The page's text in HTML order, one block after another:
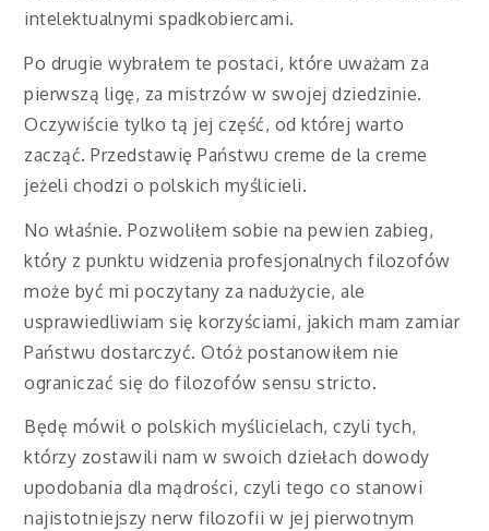
intelektualnymi spadkobiercami.
Po drugie wybrałem te postaci, które uważam za
pierwszą ligę, za mistrzów w swojej dziedzinie.
Oczywiście tylko tą jej część, od której warto
zacząć. Przedstawię Państwu creme de la creme
jeżeli chodzi o polskich myślicieli.
No właśnie. Pozwoliłem sobie na pewien zabieg,
który z punktu widzenia profesjonalnych filozofów
może być mi poczytany za nadużycie, ale
usprawiedliwiam się korzyściami, jakich mam zamiar
Państwu dostarczyć. Otóż postanowiłem nie
ograniczać się do filozofów sensu stricto.
Będę mówił o polskich myślicielach, czyli tych,
którzy zostawili nam w swoich dziełach dowody
upodobania dla mądrości, czyli tego co stanowi
najistotniejszy nerw filozofii w jej pierwotnym